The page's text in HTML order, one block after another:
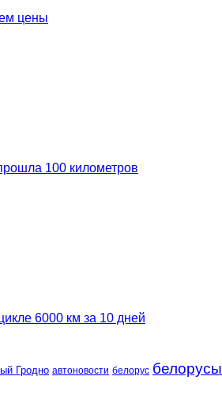
цены
100 километров
6000 км за 10 дней
Гродно автоновости белорус белорусы